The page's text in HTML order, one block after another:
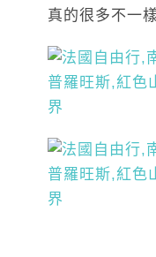
真的很多不一